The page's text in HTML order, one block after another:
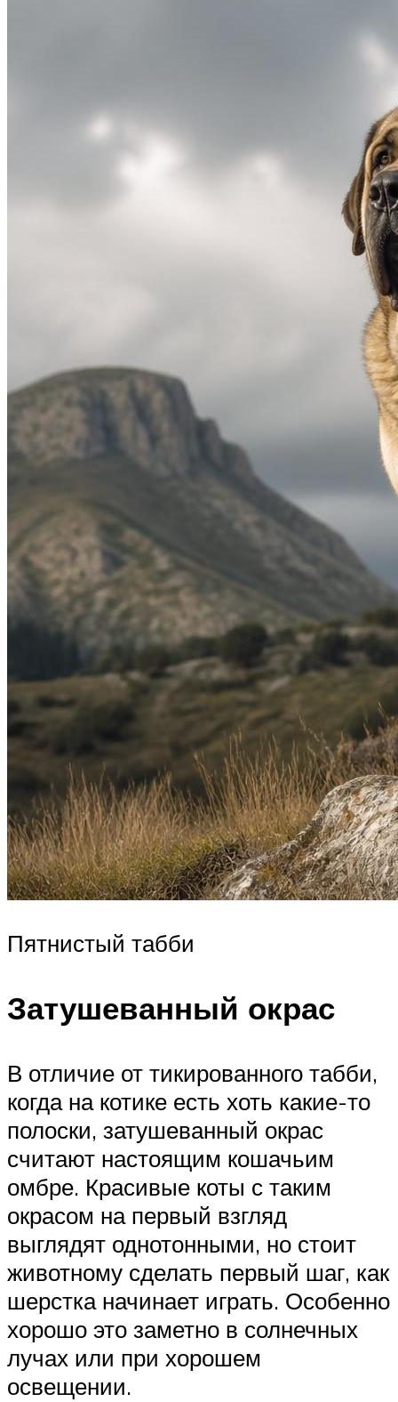
Пятнистый табби
Затушеванный окрас
В отличие от тикированного табби,
когда на котике есть хоть какие-то
полоски, затушеванный окрас
считают настоящим кошачьим
омбре. Красивые коты с таким
окрасом на первый взгляд
выглядят однотонными, но стоит
животному сделать первый шаг, как
шерстка начинает играть. Особенно
хорошо это заметно в солнечных
лучах или при хорошем
освещении.